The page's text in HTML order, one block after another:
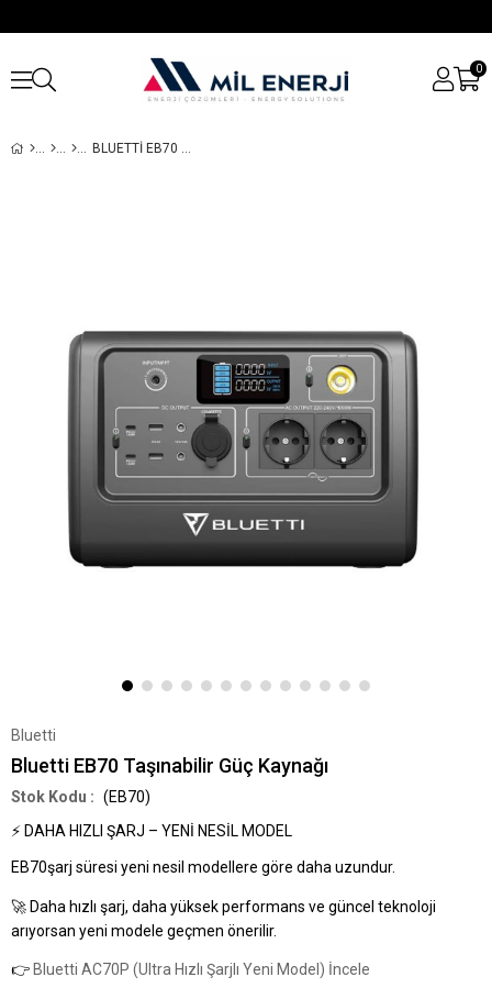
0
BLUETTI EB70 TAŞINABILIR GÜÇ KAYNAĞI
Bluetti
Bluetti EB70 Taşınabilir Güç Kaynağı
(EB70)
⚡ DAHA HIZLI ŞARJ – YENİ NESİL MODEL
EB70şarj süresi yeni nesil modellere göre daha uzundur.
🚀 Daha hızlı şarj, daha yüksek performans ve güncel teknoloji
arıyorsan yeni modele geçmen önerilir.
👉 Bluetti AC70P (Ultra Hızlı Şarjlı Yeni Model) İncele